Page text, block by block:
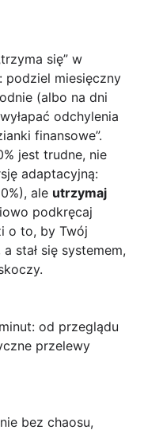
się” w
podziel miesięczny
(albo na dni
odchylenia
finansowe”.
jest trudne, nie
adaptacyjną:
ale utrzymaj
podkręcaj
o to, by Twój
stał się systemem,
od przeglądu
przelewy
bez chaosu,